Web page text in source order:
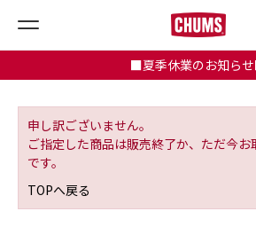
■夏季休業のお知ら
申し訳ございません。
ご指定した商品は販売終了か、ただ今
です。
TOPへ戻る